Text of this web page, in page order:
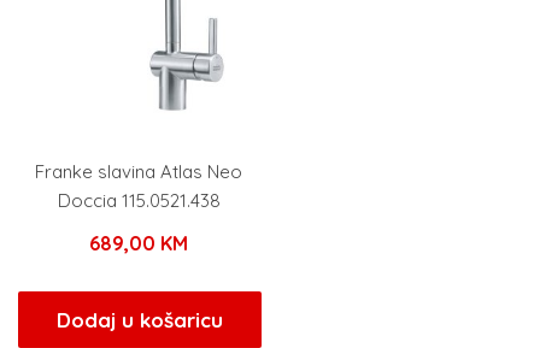
Franke slavina Atlas Neo
Doccia 115.0521.438
689,00 KM
Dodaj u košaricu